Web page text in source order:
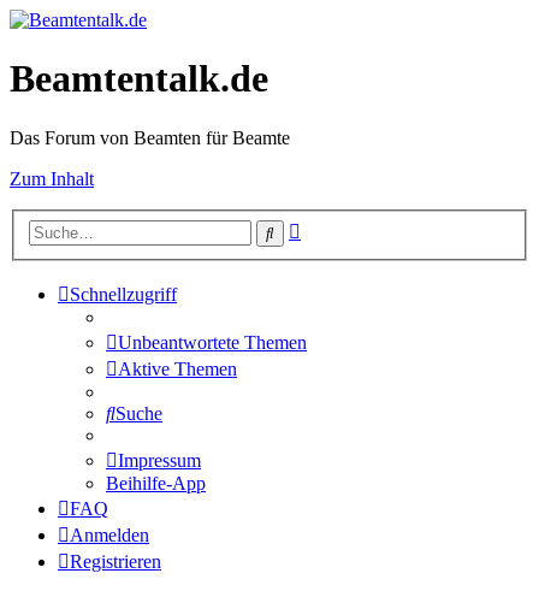
Beamtentalk.de
Das Forum von Beamten für Beamte
Zum Inhalt
Suche
Schnellzugriff
Unbeantwortete Themen
Aktive Themen
Suche
Impressum
Beihilfe-App
FAQ
Anmelden
Registrieren